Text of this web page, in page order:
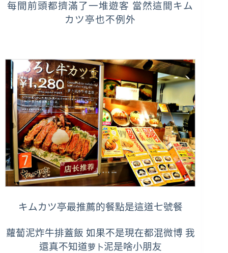
每間前頭都擠滿了一堆遊客 當然這間 キム
カツ亭也不例外
キムカツ亭最推薦的餐點是這道七號餐
蘿蔔泥炸牛排蓋飯 如果不是現在都混微博 我
還真不知道萝卜泥是啥小朋友